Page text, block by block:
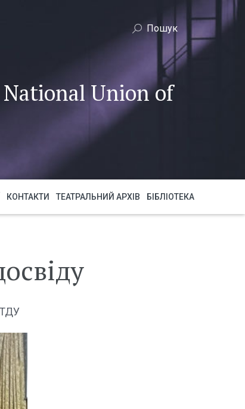
National Union of
КОНТАКТИ ТЕАТРАЛЬНИЙ АРХІВ БІБЛІОТЕКА